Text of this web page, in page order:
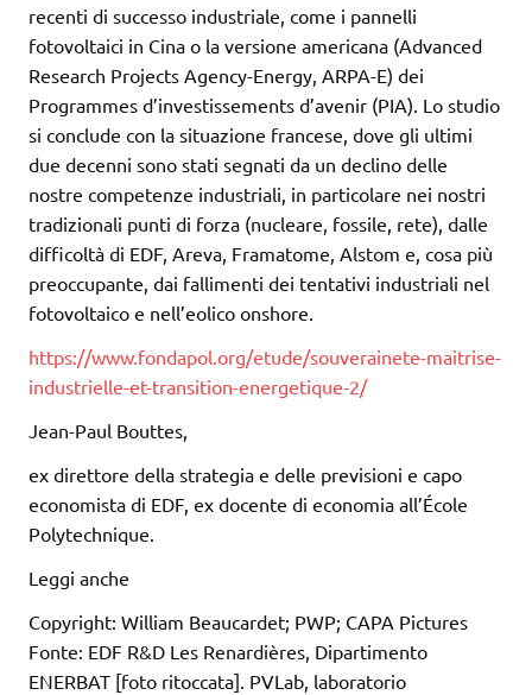
recenti di successo industriale, come i pannelli
fotovoltaici in Cina o la versione americana (Advanced
Research Projects Agency-Energy, ARPA-E) dei
Programmes d’investissements d’avenir (PIA). Lo studio
si conclude con la situazione francese, dove gli ultimi
due decenni sono stati segnati da un declino delle
nostre competenze industriali, in particolare nei nostri
tradizionali punti di forza (nucleare, fossile, rete), dalle
difficoltà di EDF, Areva, Framatome, Alstom e, cosa più
preoccupante, dai fallimenti dei tentativi industriali nel
fotovoltaico e nell’eolico onshore.
https://www.fondapol.org/etude/souverainete-maitrise-
industrielle-et-transition-energetique-2/
Jean-Paul Bouttes,
ex direttore della strategia e delle previsioni e capo
economista di EDF, ex docente di economia all’École
Polytechnique.
Leggi anche
Copyright: William Beaucardet; PWP; CAPA Pictures
Fonte: EDF R&D Les Renardières, Dipartimento
ENERBAT [foto ritoccata]. PVLab, laboratorio